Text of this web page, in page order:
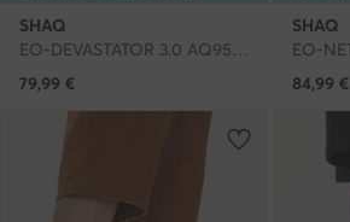
SHAQ
EO-DEVASTATOR 3.0 AQ95078M-WL · Čevlji za košarko
79,99 €
SHAQ
84,99 €